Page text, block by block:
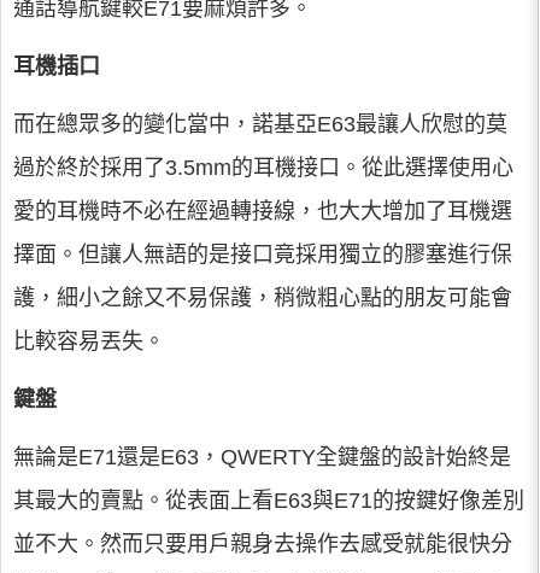
通話導航鍵較E71要麻煩許多。
耳機插口
而在總眾多的變化當中，諾基亞E63最讓人欣慰的莫
過於終於採用了3.5mm的耳機接口。從此選擇使用心
愛的耳機時不必在經過轉接線，也大大增加了耳機選
擇面。但讓人無語的是接口竟採用獨立的膠塞進行保
護，細小之餘又不易保護，稍微粗心點的朋友可能會
比較容易丟失。
鍵盤
無論是E71還是E63，QWERTY全鍵盤的設計始終是
其最大的賣點。從表面上看E63與E71的按鍵好像差別
並不大。然而只要用戶親身去操作去感受就能很快分